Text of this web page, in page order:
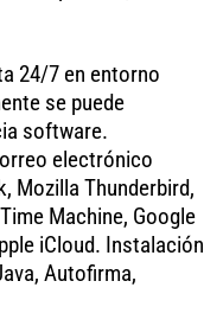
24/7 en entorno
se puede
software.
electrónico
Mozilla Thunderbird,
Machine, Google
iCloud. Instalación
Autofirma,